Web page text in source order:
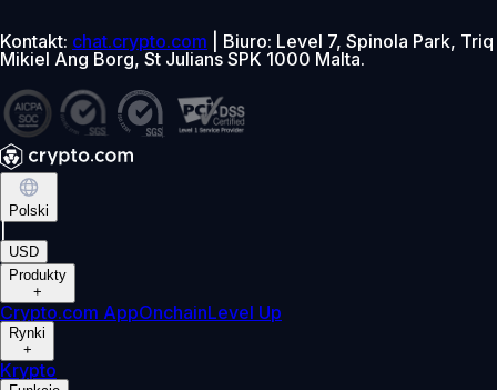
Kontakt: chat.crypto.com | Biuro: Level 7, Spinola Park, Triq
Mikiel Ang Borg, St Julians SPK 1000 Malta.
Polski
USD
Produkty
+
Crypto.com AppOnchainLevel Up
Rynki
+
Krypto